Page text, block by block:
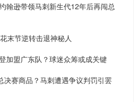
翰逊带领马刺新生代12年后再闯总
末节逆转击退神秘人
加盟广东队？球迷众筹或成关键
决赛商品？马刺遭遇争议判罚引罢